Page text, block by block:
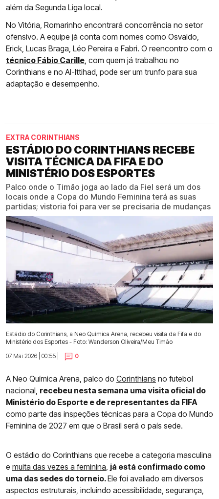
além da Segunda Liga local.
No Vitória, Romarinho encontrará concorrência no setor
ofensivo. A equipe já conta com nomes como Osvaldo,
Erick, Lucas Braga, Léo Pereira e Fabri. O reencontro com o
técnico Fábio Carille, com quem já trabalhou no
Corinthians e no Al-Ittihad, pode ser um trunfo para sua
adaptação e desempenho.
EXTRA CORINTHIANS
ESTÁDIO DO CORINTHIANS RECEBE
VISITA TÉCNICA DA FIFA E DO
MINISTÉRIO DOS ESPORTES
Palco onde o Timão joga ao lado da Fiel será um dos
locais onde a Copa do Mundo Feminina terá as suas
partidas; vistoria foi para ver se precisaria de mudanças
Estádio do Corinthians, a Neo Química Arena, recebeu visita da Fifa e do
Ministério dos Esportes - Foto: Wanderson Oliveira/Meu Timão
07 Mai 2026 | 00:55 |
0
A Neo Química Arena, palco do Corinthians no futebol
nacional, recebeu nesta semana uma visita oficial do
Ministério do Esporte e de representantes da FIFA
como parte das inspeções técnicas para a Copa do Mundo
Feminina de 2027 em que o Brasil será o país sede.
O estádio do Corinthians que recebe a categoria masculina
e muita das vezes a feminina já está confirmado como
uma das sedes do torneio.Ele foi avaliado em diversos
aspectos estruturais, incluindo acessibilidade, segurança,